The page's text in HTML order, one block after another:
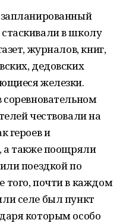
в школу
журналов, книг,
дедовских
железки.
чествовали на
героев и
а также поощряли
поездкой по
почти в каждом
селе был пункт
которым особо